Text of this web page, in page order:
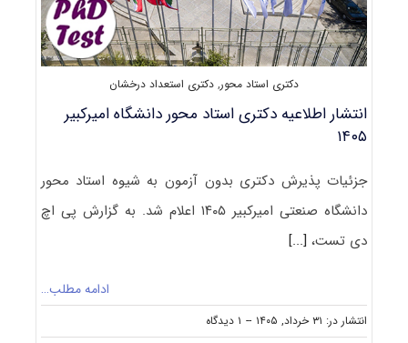
دکتری استاد محور, دکتری استعداد درخشان
انتشار اطلاعیه دکتری استاد محور دانشگاه امیرکبیر
۱۴۰۵
جزئیات پذیرش دکتری بدون آزمون به شیوه استاد محور
دانشگاه صنعتی امیرکبیر ۱۴۰۵ اعلام شد. به گزارش پی اچ
دی تست،[...]
ادامه مطلب…
انتشار در: ۳۱ خرداد, ۱۴۰۵ -- ۱ دیدگاه
on
انتشار